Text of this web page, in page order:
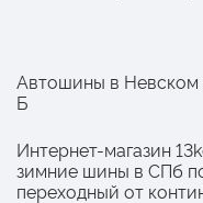
Автошины в
Б
Интернет-магазин
зимние шины в СПб
переходный от